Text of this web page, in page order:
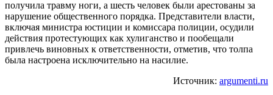
получила травму ноги, а шесть человек были арестованы за
нарушение общественного порядка. Представители власти,
включая министра юстиции и комиссара полиции, осудили
действия протестующих как хулиганство и пообещали
привлечь виновных к ответственности, отметив, что толпа
была настроена исключительно на насилие.
Источник: argumenti.ru